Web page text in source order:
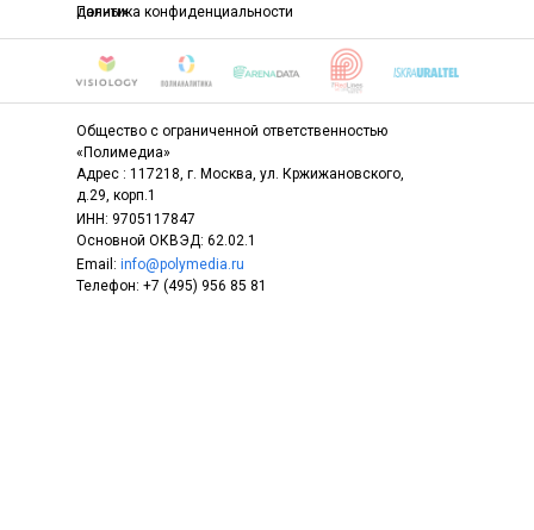
данных
Политика конфиденциальности
Общество с ограниченной ответственностью
«Полимедиа»
Адрес : 117218, г. Москва, ул. Кржижановского,
д.29, корп.1
ИНН: 9705117847
Основной ОКВЭД: 62.02.1
Email: info@polymedia.ru
Телефон: +7 (495) 956 85 81